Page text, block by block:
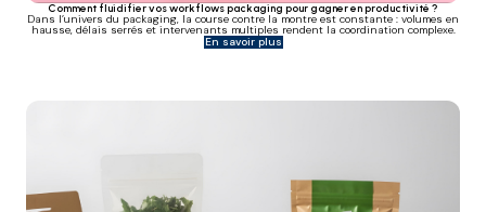
Comment fluidifier vos workflows packaging pour gagner en productivité ?
Dans l’univers du packaging, la course contre la montre est constante : volumes en
hausse, délais serrés et intervenants multiples rendent la coordination complexe.
En savoir plus